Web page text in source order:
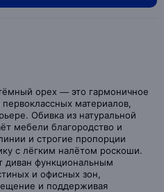
орех — это гармоничное
материалов,
Обивка из натуральной
мебели благородство и
и строгие пропорции
с лёгким налётом роскоши.
диван функциональным
и офисных зон,
и поддерживая